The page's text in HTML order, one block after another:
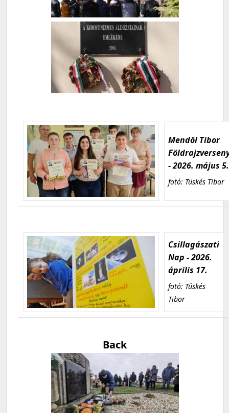
Mendöl Tibor
- 2026. május 5.
fotó: Tüskés Tibor
Csillagászati
Nap - 2026.
április 17.
fotó: Tüskés
Tibor
Back